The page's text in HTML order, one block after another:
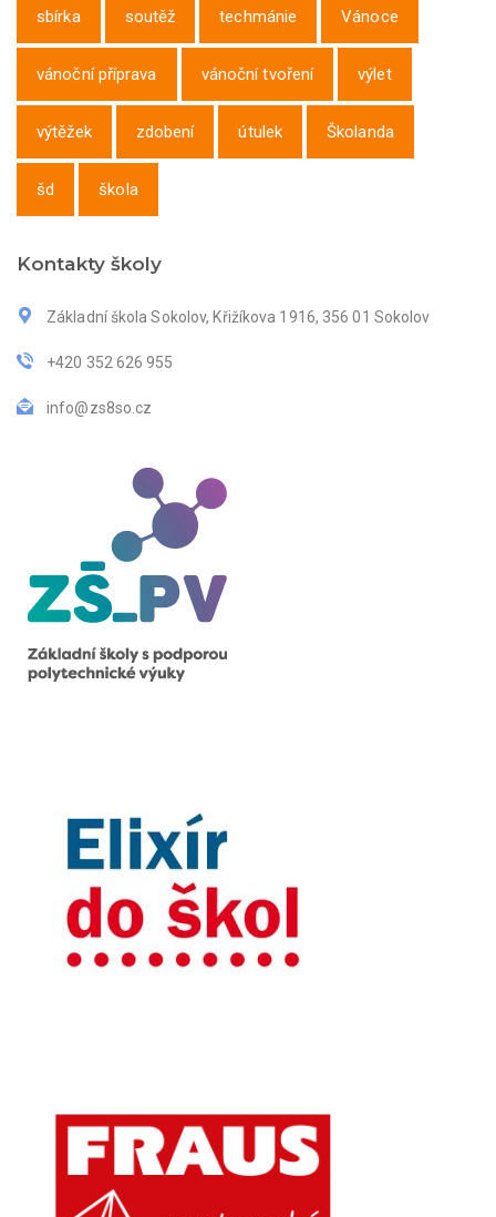
sbírka soutěž techmánie Vánoce
vánoční příprava vánoční tvoření výlet
výtěžek zdobení útulek Školanda
šd škola
Kontakty školy
Základní škola Sokolov, Křižíkova 1916, 356 01 Sokolov
+420 352 626 955
info@zs8so.cz